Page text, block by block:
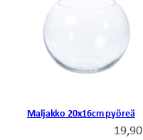
Maljakko 20x16cm pyöreä
19,90